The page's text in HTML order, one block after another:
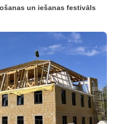
un iešanas festivāls